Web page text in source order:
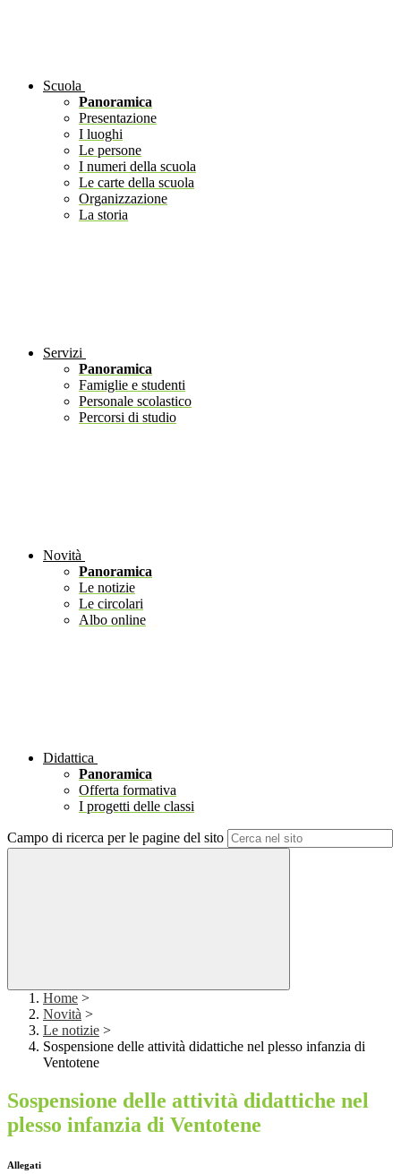
Scuola
Panoramica
Presentazione
I luoghi
Le persone
I numeri della scuola
Le carte della scuola
Organizzazione
La storia
Servizi
Panoramica
Famiglie e studenti
Personale scolastico
Percorsi di studio
Novità
Panoramica
Le notizie
Le circolari
Albo online
Didattica
Panoramica
Offerta formativa
I progetti delle classi
Campo di ricerca per le pagine del sito
Home >
Novità >
Le notizie >
Sospensione delle attività didattiche nel plesso infanzia di
Ventotene
Sospensione delle attività didattiche nel
plesso infanzia di Ventotene
Allegati